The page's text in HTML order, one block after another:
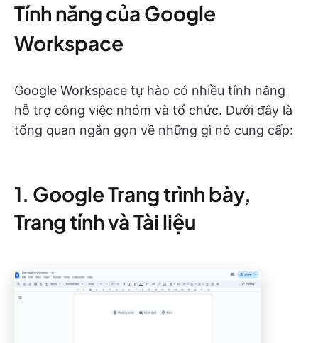
Tính năng của Google
Workspace
Google Workspace tự hào có nhiều tính năng
hỗ trợ công việc nhóm và tổ chức. Dưới đây là
tổng quan ngắn gọn về những gì nó cung cấp:
1. Google Trang trình bày,
Trang tính và Tài liệu